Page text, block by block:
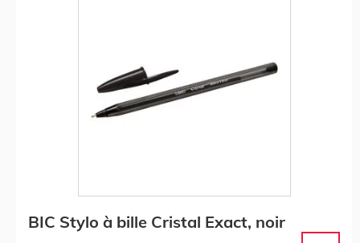
BIC Stylo à bille Cristal Exact, noir